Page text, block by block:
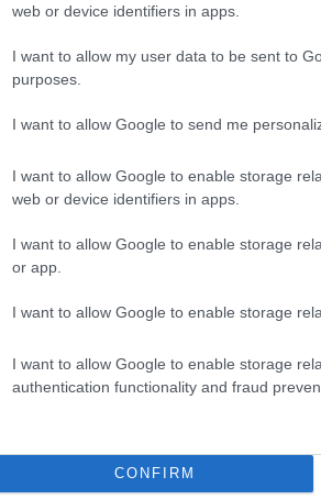
web or device identifiers in apps.
I want to allow my user data to be sent to
purposes.
I want to allow Google to send me
I want to allow Google to enable storage
web or device identifiers in apps.
I want to allow Google to enable storage
or app.
I want to allow Google to enable storage
I want to allow Google to enable storage
authentication functionality and fraud
CONFIRM